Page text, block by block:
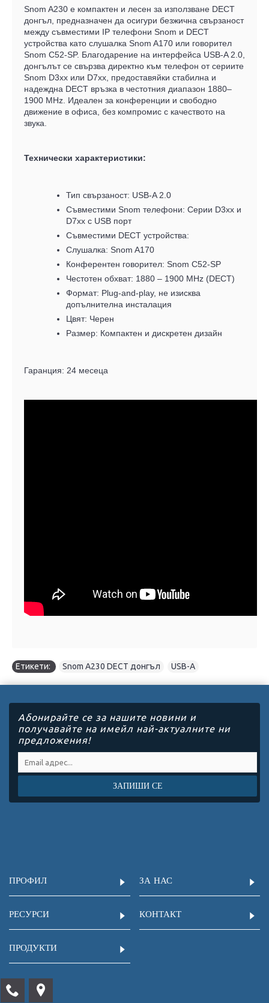
Snom A230 е компактен и лесен за използване DECT
донгъл, предназначен да осигури безжична свързаност
между съвместими IP телефони Snom и DECT
устройства като слушалка Snom A170 или говорител
Snom C52-SP. Благодарение на интерфейса USB-A 2.0,
донгълът се свързва директно към телефон от сериите
Snom D3xx или D7xx, предоставяйки стабилна и
надеждна DECT връзка в честотния диапазон 1880–
1900 MHz. Идеален за конференции и свободно
движение в офиса, без компромис с качеството на
звука.
Технически характеристики:
Тип свързаност: USB-A 2.0
Съвместими Snom телефони: Серии D3xx и
D7xx с USB порт
Съвместими DECT устройства:
Слушалка: Snom A170
Конферентен говорител: Snom C52-SP
Честотен обхват: 1880 – 1900 MHz (DECT)
Формат: Plug-and-play, не изисква
допълнителна инсталация
Цвят: Черен
Размер: Компактен и дискретен дизайн
Гаранция: 24 месеца
Етикети: Snom A230 DECT донгъл USB-A
Абонирайте се за нашите новини и
получавайте на имейл най-актуалните ни
предложения!
ЗАПИШИ СЕ
ПРОФИЛ ЗА НАС
РЕСУРСИ КОНТАКТ
ПРОДУКТИ